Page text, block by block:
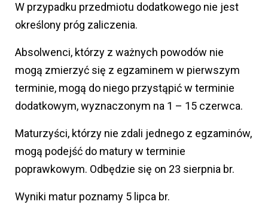
W przypadku przedmiotu dodatkowego nie jest
określony próg zaliczenia.
Absolwenci, którzy z ważnych powodów nie
mogą zmierzyć się z egzaminem w pierwszym
terminie, mogą do niego przystąpić w terminie
dodatkowym, wyznaczonym na 1 – 15 czerwca.
Maturzyści, którzy nie zdali jednego z egzaminów,
mogą podejść do matury w terminie
poprawkowym. Odbędzie się on 23 sierpnia br.
Wyniki matur poznamy 5 lipca br.